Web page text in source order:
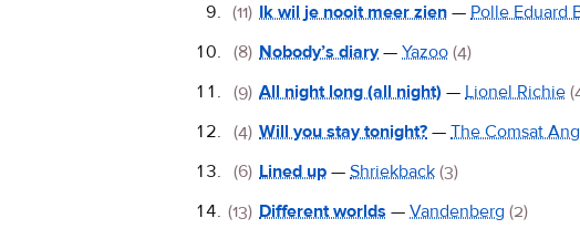
(11) Ik wil je nooit meer zien — Polle Eduard
(8) Nobody’s diary— Yazoo (4)
(9) All night long (all night) — Lionel Richie
(4) Will you stay tonight? — The Comsat
(6) Lined up — Shriekback (3)
(13) Different worlds — Vandenberg (2)